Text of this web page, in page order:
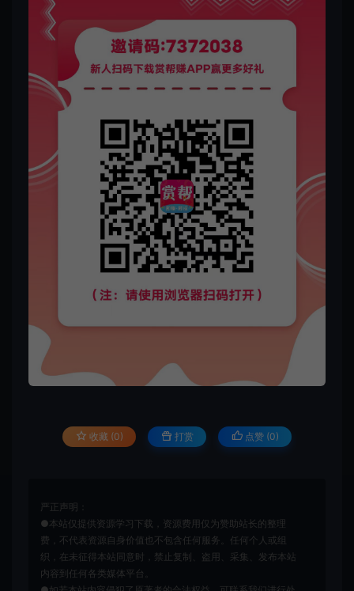
收藏 (0) 打赏 点赞 (0)
严正声明：
●本站仅提供资源学习下载，资源费用仅为赞助站长的整理
费，不代表资源自身价值也不包含任何服务。任何个人或组
织，在未征得本站同意时，禁止复制、盗用、采集、发布本站
内容到任何各类媒体平台。